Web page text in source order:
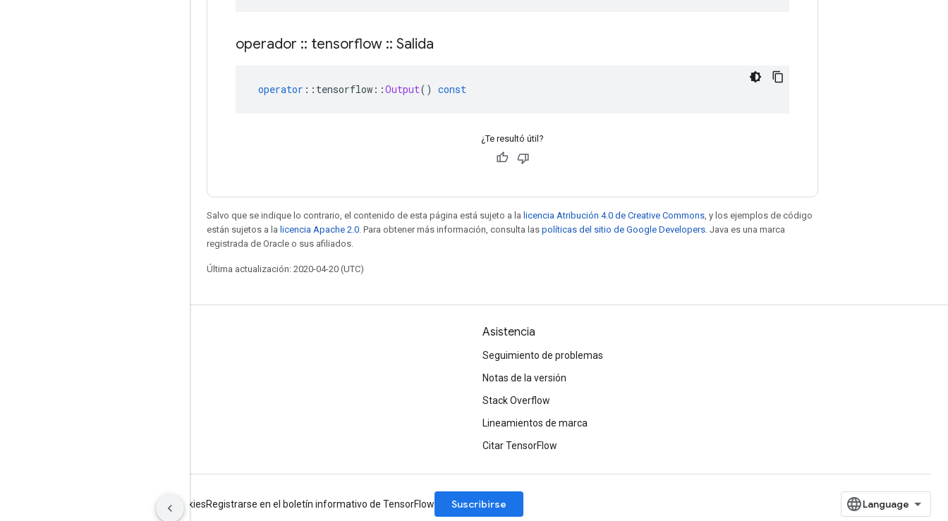
operador :: tensorflow :: Salida
operator :: tensorflow ::Output() const
¿Te resultó útil?
Salvo que se indique lo contrario, el contenido de esta página está sujeto a la licencia Atribución 4.0 de Creative Commons , y los ejemplos de código
están sujetos a la licencia Apache 2.0 . Para obtener más información, consulta las políticas del sitio de Google Developers . Java es una marca
registrada de Oracle o sus afiliados.
Última actualización: 2020-04-20 (UTC)
Asistencia
Seguimiento de problemas
Notas de la versión
Stack Overflow
Lineamientos de marca
Citar TensorFlow
Manage cookiesRegistrarse en el boletín informativo de TensorFlow Suscribirse